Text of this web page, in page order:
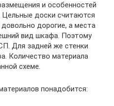
и особенностей
Цельные доски считаются
дорогие, а места
вид шкафа. Поэтому
Для задней же стенки
Количество материала
схеме.
понадобится: